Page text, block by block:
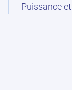
Puissance